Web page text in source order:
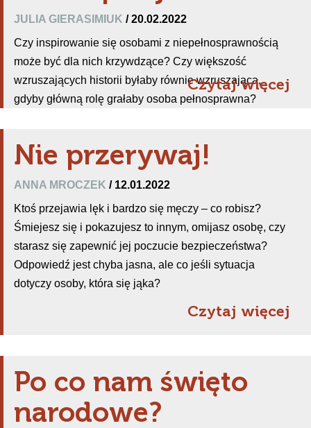
JULIA GIERASIMIUK / 20.02.2022
Czy inspirowanie się osobami z niepełnosprawnością
może być dla nich krzywdzące? Czy większość
wzruszających historii byłaby równie wzruszająca,
gdyby główną rolę grałaby osoba pełnosprawna?
Czytaj więcej
Nie przerywaj!
ANNA MROCZEK / 12.01.2022
Ktoś przejawia lęk i bardzo się męczy – co robisz?
Śmiejesz się i pokazujesz to innym, omijasz osobę, czy
starasz się zapewnić jej poczucie bezpieczeństwa?
Odpowiedź jest chyba jasna, ale co jeśli sytuacja
dotyczy osoby, która się jąka?
Czytaj więcej
Po co nam święto
narodowe?